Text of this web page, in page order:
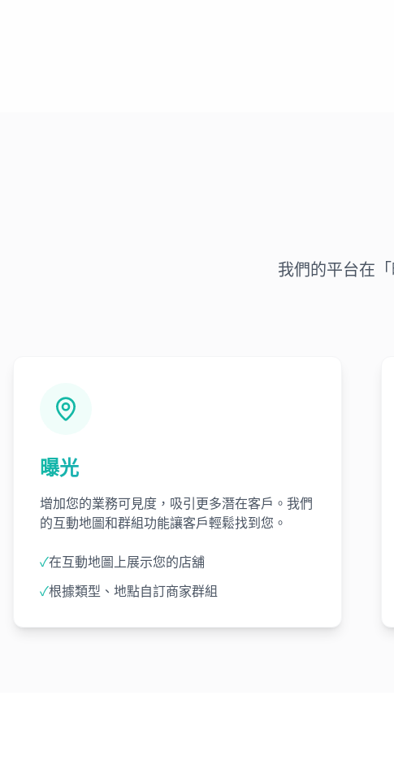
我們的平台在
曝光
增加您的業務可見度，吸引更多潛在客戶。我們
的互動地圖和群組功能讓客戶輕鬆找到您。
✓在互動地圖上展示您的店舖
✓根據類型、地點自訂商家群組